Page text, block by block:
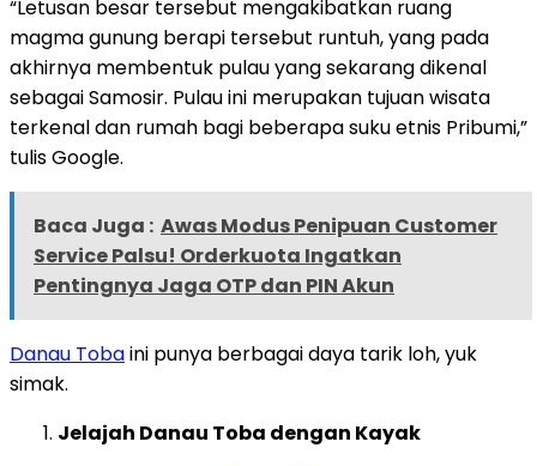
“Letusan besar tersebut mengakibatkan ruang
magma gunung berapi tersebut runtuh, yang pada
akhirnya membentuk pulau yang sekarang dikenal
sebagai Samosir. Pulau ini merupakan tujuan wisata
terkenal dan rumah bagi beberapa suku etnis Pribumi,”
tulis Google.
Baca Juga : Awas Modus Penipuan Customer
Service Palsu! Orderkuota Ingatkan
Pentingnya Jaga OTP dan PIN Akun
Danau Tobaini punya berbagai daya tarik loh, yuk
simak.
Jelajah Danau Toba dengan Kayak